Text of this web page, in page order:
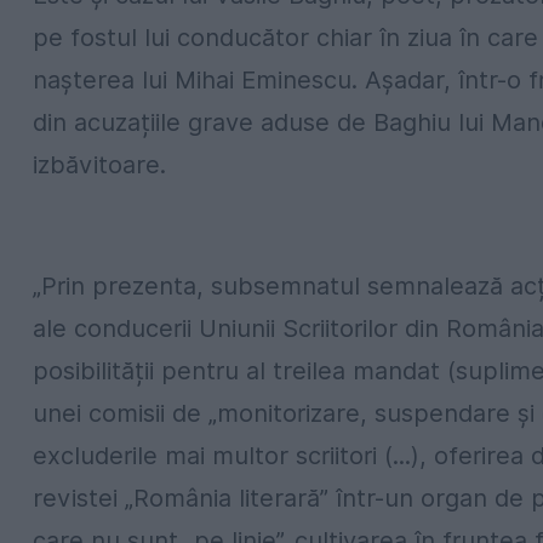
pe fostul lui conducător chiar în ziua în
nașterea lui Mihai Eminescu. Așadar, într-o
din acuzațiile grave aduse de Baghiu lui
izbăvitoare.
„Prin prezenta, subsemnatul semnalează
ale conducerii Uniunii Scriitorilor din
posibilității pentru al treilea mandat
unei comisii de „monitorizare, suspendare
excluderile mai multor scriitori (...),
revistei „România literară” într-un organ